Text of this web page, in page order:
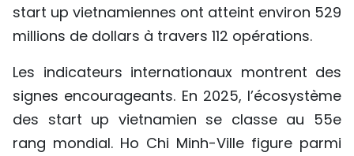
start up vietnamiennes ont atteint environ 529
millions de dollars à travers 112 opérations.
Les indicateurs internationaux montrent des
signes encourageants. En 2025, l’écosystème
des start up vietnamien se classe au 55e
rang mondial. Ho Chi Minh-Ville figure parmi